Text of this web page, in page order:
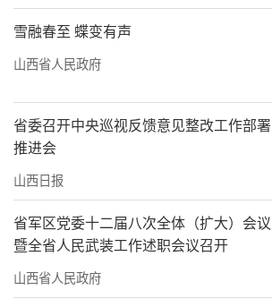
雪融春至 蝶变有声
山西省人民政府
省委召开中央巡视反馈意见整改工作部署
推进会
山西日报
省军区党委十二届八次全体（扩大）会议
暨全省人民武装工作述职会议召开
山西省人民政府